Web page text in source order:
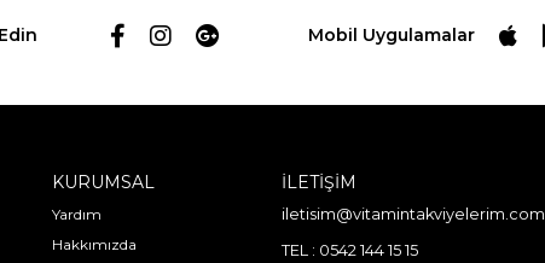
Mobil Uygulamalar
KURUMSAL
Yardım
Hakkımızda
İLETİŞİM
iletisim@vitamintakviyelerim.com
TEL : 0542 144 15 15